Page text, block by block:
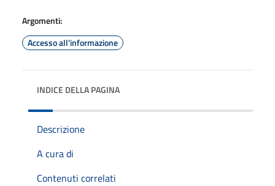
Argomenti:
Accesso all'informazione
INDICE DELLA PAGINA
Descrizione
A cura di
Contenuti correlati